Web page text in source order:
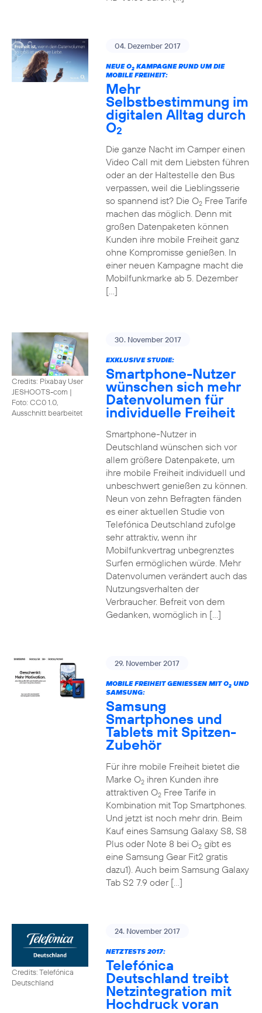
04. Dezember 2017
NEUE O2KAMPAGNE RUND UM DIE
MOBILE FREIHEIT:
Mehr
Selbstbestimmung im
digitalen Alltag durch
O2
Die ganze Nacht im Camper einen
Video Call mit dem Liebsten führen
oder an der Haltestelle den Bus
verpassen, weil die Lieblingsserie
so spannend ist? Die O2Free Tarife
machen das möglich. Denn mit
großen Datenpaketen können
Kunden ihre mobile Freiheit ganz
ohne Kompromisse genießen. In
einer neuen Kampagne macht die
Mobilfunkmarke ab 5. Dezember
[…]
Credits: Pixabay User
JESHOOTS-com |
Foto: CC0 1.0,
Ausschnitt bearbeitet
30. November 2017
EXKLUSIVE STUDIE:
Smartphone-Nutzer
wünschen sich mehr
Datenvolumen für
individuelle Freiheit
Smartphone-Nutzer in
Deutschland wünschen sich vor
allem größere Datenpakete, um
ihre mobile Freiheit individuell und
unbeschwert genießen zu können.
Neun von zehn Befragten fänden
es einer aktuellen Studie von
Telefónica Deutschland zufolge
sehr attraktiv, wenn ihr
Mobilfunkvertrag unbegrenztes
Surfen ermöglichen würde. Mehr
Datenvolumen verändert auch das
Nutzungsverhalten der
Verbraucher. Befreit von dem
Gedanken, womöglich in […]
29. November 2017
MOBILE FREIHEIT GENIESSEN MIT O 2UND
SAMSUNG:
Samsung
Smartphones und
Tablets mit Spitzen-
Zubehör
Für ihre mobile Freiheit bietet die
Marke O2ihren Kunden ihre
attraktiven O2Free Tarife in
Kombination mit Top Smartphones.
Und jetzt ist noch mehr drin. Beim
Kauf eines Samsung Galaxy S8, S8
Plus oder Note 8 bei O2gibt es
eine Samsung Gear Fit2 gratis
dazu1). Auch beim Samsung Galaxy
Tab S2 7.9 oder […]
Credits: Telefónica
Deutschland
24. November 2017
NETZTESTS 2017:
Telefónica
Deutschland treibt
Netzintegration mit
Hochdruck voran